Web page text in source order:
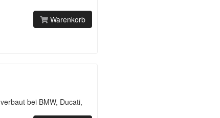
Warenkorb
bei BMW, Ducati,